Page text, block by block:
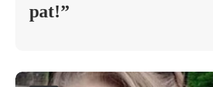
pat!”